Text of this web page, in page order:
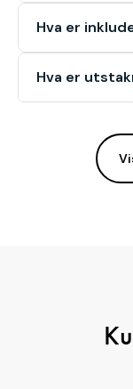
Hva er
Hva er